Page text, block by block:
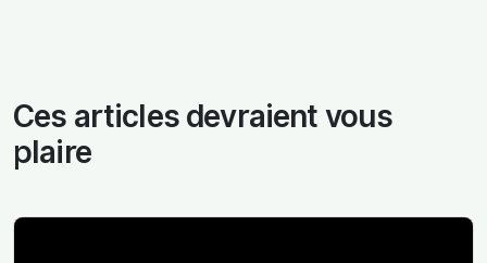
Ces articles devraient vous
plaire